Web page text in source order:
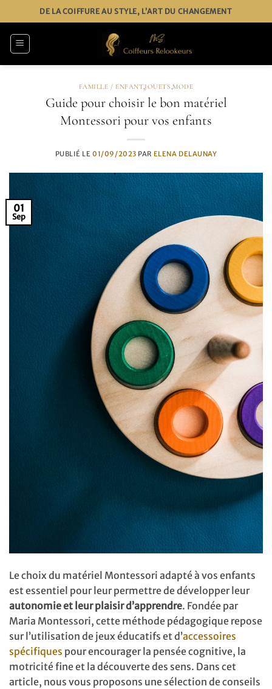
au
contenu
DE LA COIFFURE AU STYLE, L’ART DU CHANGEMENT
FAMILLE / ENFANT,JOUETS,MODE
Guide pour choisir le bon matériel
Montessori pour vos enfants
PUBLIÉ LE01/09/2023 PAR ELENA DELAUNAY
01
Sep
Le choix du matériel Montessori adapté à vos enfants
est essentiel pour leur permettre de développer leur
autonomie et leur plaisir d’apprendre. Fondée par
Maria Montessori, cette méthode pédagogique repose
sur l’utilisation de jeux éducatifs et d’accessoires
spécifiques pour encourager la pensée cognitive, la
motricité fine et la découverte des sens. Dans cet
article, nous vous proposons une sélection de conseils